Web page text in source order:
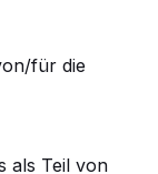
für die
als Teil von